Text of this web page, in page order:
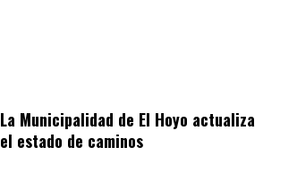
La Municipalidad de El Hoyo actualiza
el estado de caminos